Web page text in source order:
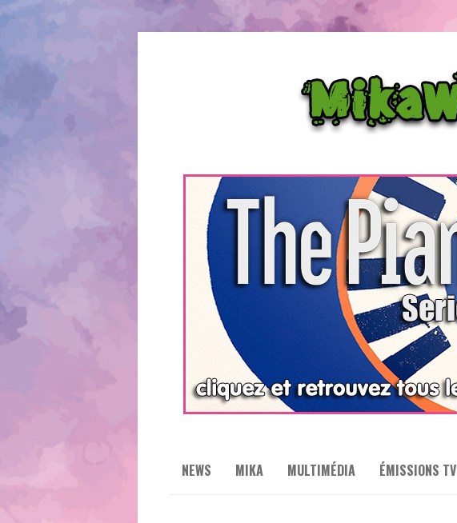
NEWS MIKA MULTIMÉDIA ÉMISSIONS TV